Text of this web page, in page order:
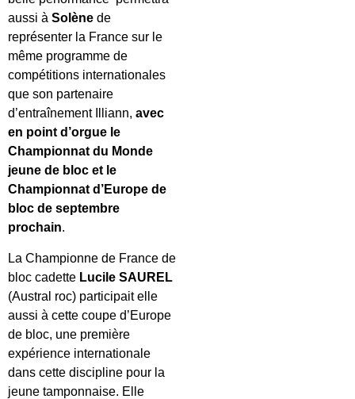
aussi à Solène de
représenter la France sur le
même programme de
compétitions internationales
que son partenaire
d’entraînement Illiann, avec
en point d’orgue le
Championnat du Monde
jeune de bloc et le
Championnat d’Europe de
bloc de septembre
prochain.
La Championne de France de
bloc cadette Lucile SAUREL
(Austral roc) participait elle
aussi à cette coupe d’Europe
de bloc, une première
expérience internationale
dans cette discipline pour la
jeune tamponnaise. Elle